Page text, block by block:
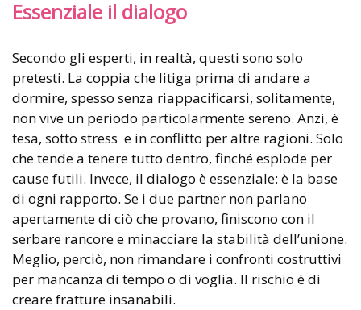
Essenziale il dialogo
Secondo gli esperti, in realtà, questi sono solo
pretesti. La coppia che litiga prima di andare a
dormire, spesso senza riappacificarsi, solitamente,
non vive un periodo particolarmente sereno. Anzi, è
tesa, sotto stress e in conflitto per altre ragioni. Solo
che tende a tenere tutto dentro, finché esplode per
cause futili. Invece, il dialogo è essenziale: è la base
di ogni rapporto. Se i due partner non parlano
apertamente di ciò che provano, finiscono con il
serbare rancore e minacciare la stabilità dell’unione.
Meglio, perciò, non rimandare i confronti costruttivi
per mancanza di tempo o di voglia. Il rischio è di
creare fratture insanabili.